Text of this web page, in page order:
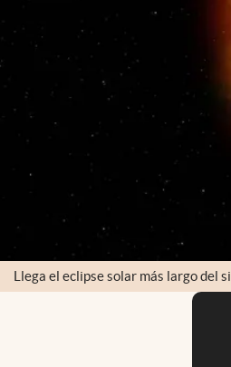
Llega el eclipse solar más largo del